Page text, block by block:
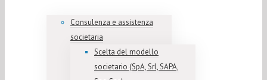
Consulenza e assistenza
societaria
Scelta del modello
societario (SpA, Srl, SAPA,